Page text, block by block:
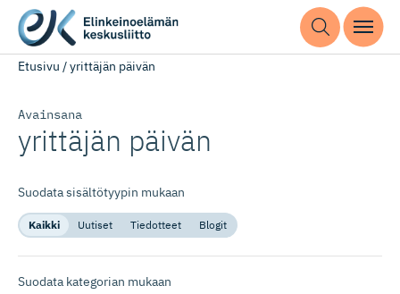
Etusivu /yrittäjän päivän
Avainsana
yrittäjän päivän
Suodata sisältötyypin mukaan
Kaikki Uutiset Tiedotteet Blogit
Suodata kategorian mukaan